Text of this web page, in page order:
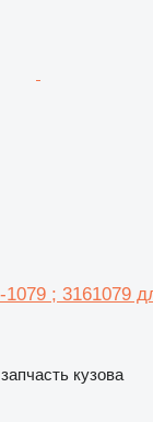
; 3161079
кузова